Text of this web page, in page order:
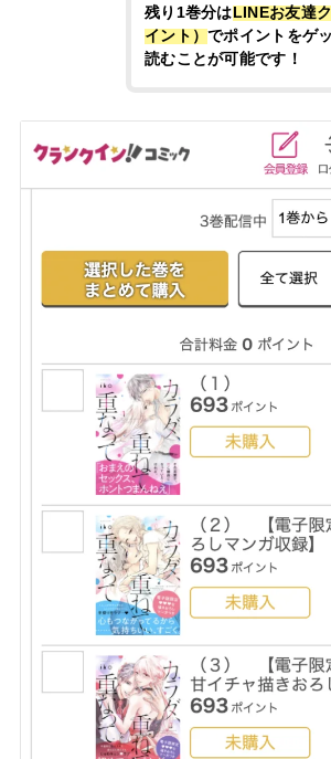
残り1巻分はLINEお友達
イント）でポイントをゲ
読むことが可能です！